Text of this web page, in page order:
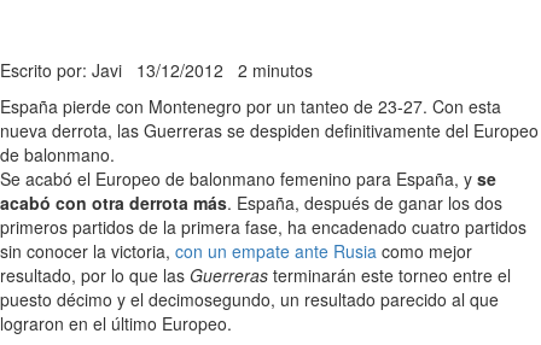
Escrito por: Javi 13/12/2012 2 minutos
España pierde con Montenegro por un tanteo de 23-27. Con esta
nueva derrota, las Guerreras se despiden definitivamente del Europeo
de balonmano.
Se acabó el Europeo de balonmano femenino para España, y se
acabó con otra derrota más. España, después de ganar los dos
primeros partidos de la primera fase, ha encadenado cuatro partidos
sin conocer la victoria, con un empate ante Rusia como mejor
resultado, por lo que las Guerreras terminarán este torneo entre el
puesto décimo y el decimosegundo, un resultado parecido al que
lograron en el último Europeo.